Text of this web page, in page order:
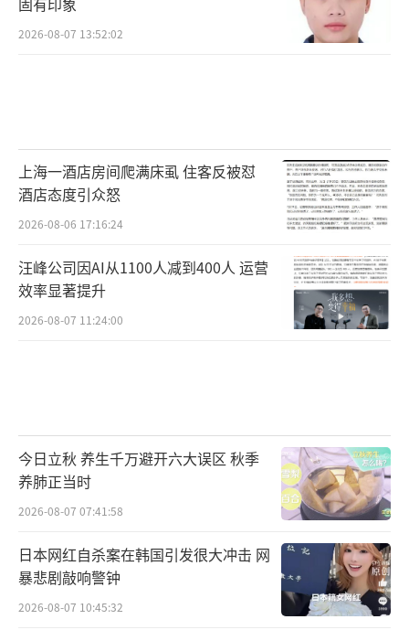
2026-08-07 13:52:02
上海一酒店房间爬满床虱 住客反被怼
酒店态度引众怒
2026-08-06 17:16:24
汪峰公司因AI从1100人减到400人 运营
效率显著提升
2026-08-07 11:24:00
今日立秋 养生千万避开六大误区 秋季
养肺正当时
2026-08-07 07:41:58
日本网红自杀案在韩国引发很大冲击 网
暴悲剧敲响警钟
2026-08-07 10:45:32